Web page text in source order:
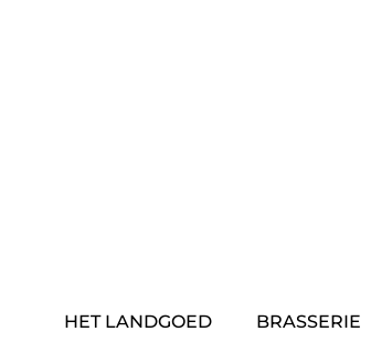
HET LANDGOED BRASSERIE